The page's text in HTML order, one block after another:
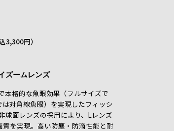
3,300円）
ズームレンズ
本格的な魚眼効果（フルサイズで
対角線魚眼）を実現したフィッシ
球面レンズの採用により、Lレンズ
を実現。高い防塵・防滴性能と耐